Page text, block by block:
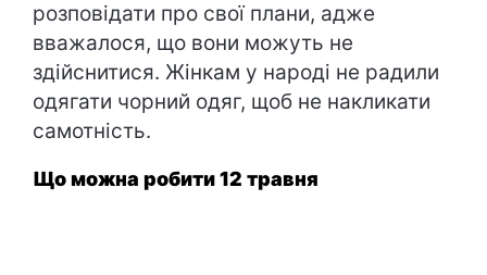
розповідати про свої плани, адже
вважалося, що вони можуть не
здійснитися. Жінкам у народі не радили
одягати чорний одяг, щоб не накликати
самотність.
Що можна робити 12 травня